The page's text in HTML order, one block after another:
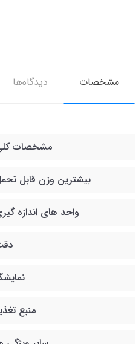
مشخصات دیدگاه‌ها
مشخصات
بیشترین وزن قابل
واحد های اندازه
منبع